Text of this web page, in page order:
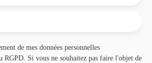
de mes données personnelles
RGPD. Si vous ne souhaitez pas faire l'objet de